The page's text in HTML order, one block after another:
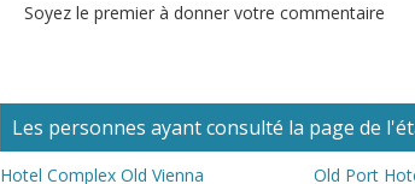
Soyez le premier à donner votre commentaire
Les personnes ayant consulté la page de
Hotel Complex Old Vienna Old Port